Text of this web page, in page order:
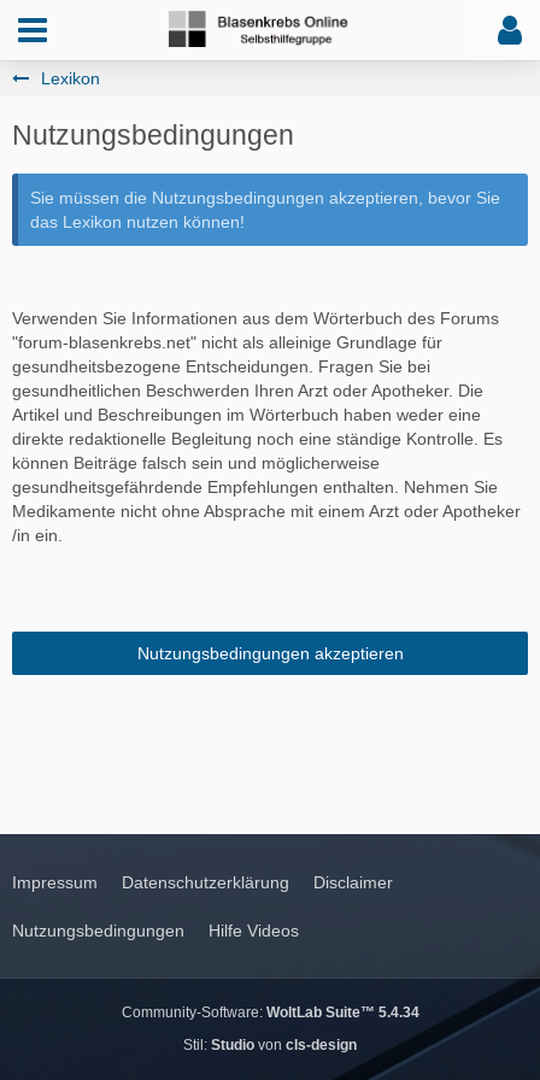
Lexikon
Nutzungsbedingungen
Sie müssen die Nutzungsbedingungen akzeptieren, bevor Sie
das Lexikon nutzen können!
Verwenden Sie Informationen aus dem Wörterbuch des Forums
"forum-blasenkrebs.net" nicht als alleinige Grundlage für
gesundheitsbezogene Entscheidungen. Fragen Sie bei
gesundheitlichen Beschwerden Ihren Arzt oder Apotheker. Die
Artikel und Beschreibungen im Wörterbuch haben weder eine
direkte redaktionelle Begleitung noch eine ständige Kontrolle. Es
können Beiträge falsch sein und möglicherweise
gesundheitsgefährdende Empfehlungen enthalten. Nehmen Sie
Medikamente nicht ohne Absprache mit einem Arzt oder Apotheker
/in ein.
Impressum Datenschutzerklärung Disclaimer
Nutzungsbedingungen Hilfe Videos
Community-Software: WoltLab Suite™ 5.4.34
Stil: Studio von cls-design